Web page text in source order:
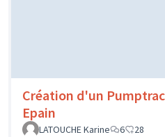
Création d'un
Epain
LATOUCHE Karine
6 28